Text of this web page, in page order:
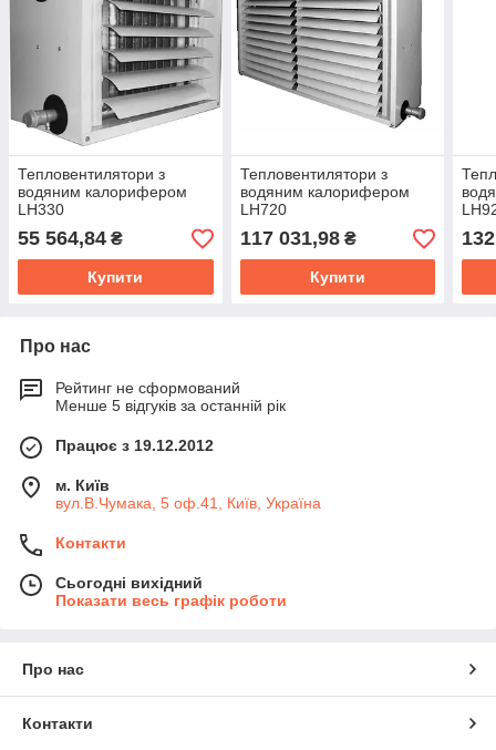
Тепловентилятори з
водяним калорифером
LH330
55 564,84 ₴
Купити
Тепловентилятори з
водяним калорифером
LH720
117 031,98₴
Купити
Про нас
Рейтинг не сформований
Менше 5 відгуків за останній рік
Працює з 19.12.2012
м. Київ
вул.В.Чумака, 5 оф.41, Київ, Україна
Контакти
Сьогодні вихідний
Показати весь графік роботи
Про нас
Контакти